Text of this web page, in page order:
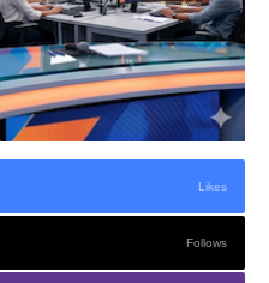
Likes
Follows